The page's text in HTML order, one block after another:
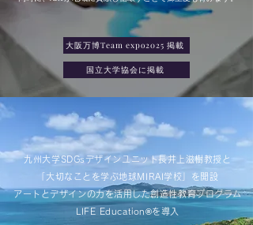
大阪万博Team expo2025 掲載
国立大学協会に掲載
九州大学SDGsデザインユニット長井上滋樹教授と
「大切なことを学ぶ地球MIRAI学校」を開設
アートとデザインの力を活用した創造性教育プログラム
LIFE Education®︎を導入​